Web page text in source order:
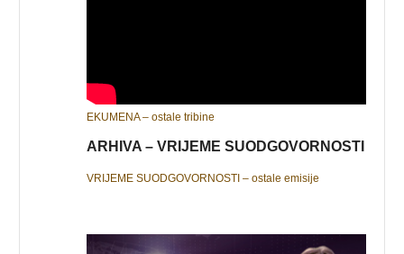
EKUMENA – ostale tribine
ARHIVA – VRIJEME SUODGOVORNOSTI
VRIJEME SUODGOVORNOSTI – ostale emisije